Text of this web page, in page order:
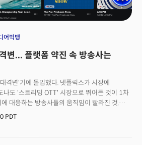
를 이용하는 셈. 더밀크는 최근 박소령 대표를
비즈니스 구축기를 들었다.
어빅뱅
변... 플랫폼 약진 속 방송사는
격변'기에 돌입했다. 넷플릭스가 시장에
나도 '스트리밍 OTT' 시장으로 뛰어든 것이 1차
대응하는 방송사들의 움직임이 빨라진 것.
'을 앞세워 약진하고 있는 가운데 방송사들은
있는 형국이다. 이들이 공통으로 집중한 건
PDT